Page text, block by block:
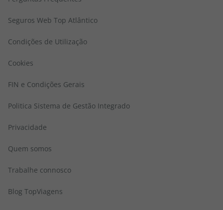
Seguros Web Top Atlântico
Condições de Utilização
Cookies
FIN e Condições Gerais
Politica Sistema de Gestão Integrado
Privacidade
Quem somos
Trabalhe connosco
Blog TopViagens